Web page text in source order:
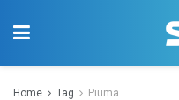
Home Tag Piuma